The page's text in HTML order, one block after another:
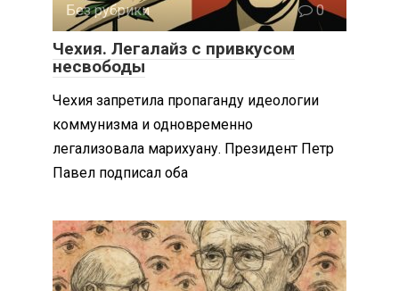
Без рубрики 0
Чехия. Легалайз с привкусом
несвободы
Чехия запретила пропаганду идеологии
коммунизма и одновременно
легализовала марихуану. Президент Петр
Павел подписал оба